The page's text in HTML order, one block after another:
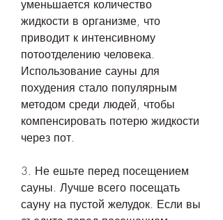
уменьшается количество
жидкости в организме, что
приводит к интенсивному
потоотделению человека.
Использование сауны для
похудения стало популярным
методом среди людей, чтобы
компенсировать потерю жидкости
через пот.
3. Не ешьте перед посещением
сауны. Лучше всего посещать
сауну на пустой желудок. Если вы